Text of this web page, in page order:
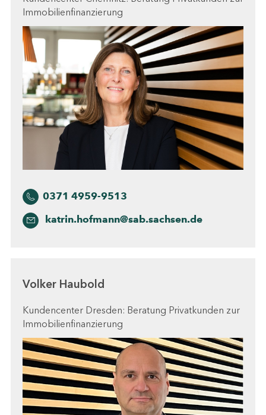
Immobilienfinanzierung
0371 4959-9513
katrin.hofmann@sab.sachsen.de
Volker Haubold
Kundencenter Dresden: Beratung Privatkunden zur
Immobilienfinanzierung